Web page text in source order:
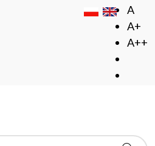
A
A+
A++